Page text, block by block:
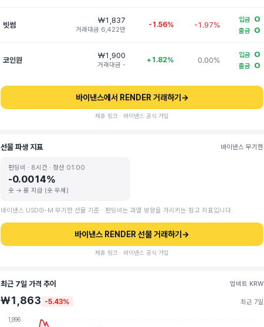
빗썸
₩1,837
거래대금 6,422만
-1.56% -1.97%
입금 O
출금 O
코인원
₩1,900
거래대금 -
+1.82% 0.00%
입금 O
출금 O
바이낸스에서 RENDER 거래하기 →
제휴 링크 · 바이낸스 공식 가입
선물 파생 지표 바이낸스 무기한
펀딩비 · 8시간 · 정산 01:00
-0.0014%
숏 → 롱 지급 (숏 우세)
바이낸스 USDⓈ-M 무기한 선물 기준 · 펀딩비는 과열 방향을 가리키는 참고 지표입니다.
바이낸스 RENDER 선물 거래하기 →
제휴 링크 · 바이낸스 공식 가입
최근 7일 가격 추이 업비트 KRW
₩1,863 -5.43% 최근 7일
1,996